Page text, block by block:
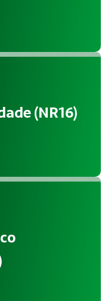
(NR16)